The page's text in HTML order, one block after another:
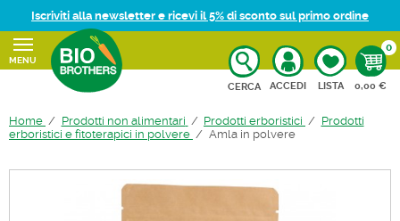
Iscriviti alla newsletter e ricevi il 5% di sconto sul primo ordine
MENU
CERCA ACCEDI LISTA
0
0,00 €
Home Prodotti non alimentari Prodotti erboristici
Prodotti
erboristici e fitoterapici in polvere
Amla in polvere